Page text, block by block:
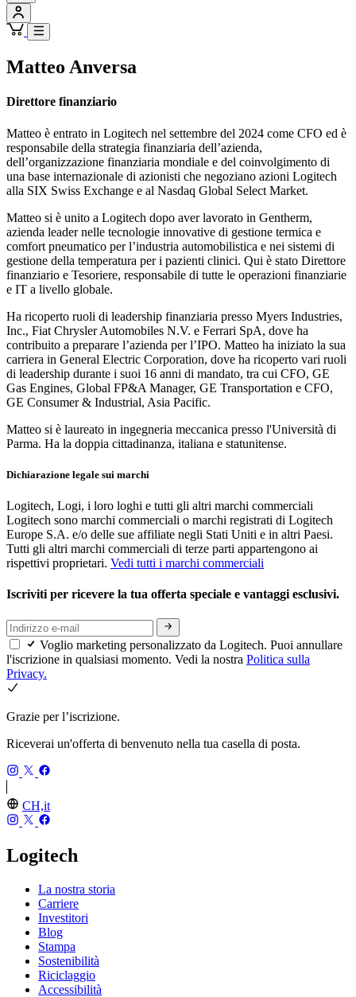
Matteo Anversa
Direttore finanziario
Matteo è entrato in Logitech nel settembre del 2024 come CFO ed è
responsabile della strategia finanziaria dell’azienda,
dell’organizzazione finanziaria mondiale e del coinvolgimento di
una base internazionale di azionisti che negoziano azioni Logitech
alla SIX Swiss Exchange e al Nasdaq Global Select Market.
Matteo si è unito a Logitech dopo aver lavorato in Gentherm,
azienda leader nelle tecnologie innovative di gestione termica e
comfort pneumatico per l’industria automobilistica e nei sistemi di
gestione della temperatura per i pazienti clinici. Qui è stato Direttore
finanziario e Tesoriere, responsabile di tutte le operazioni finanziarie
e IT a livello globale.
Ha ricoperto ruoli di leadership finanziaria presso Myers Industries,
Inc., Fiat Chrysler Automobiles N.V. e Ferrari SpA, dove ha
contribuito a preparare l’azienda per l’IPO. Matteo ha iniziato la sua
carriera in General Electric Corporation, dove ha ricoperto vari ruoli
di leadership durante i suoi 16 anni di mandato, tra cui CFO, GE
Gas Engines, Global FP&A Manager, GE Transportation e CFO,
GE Consumer & Industrial, Asia Pacific.
Matteo si è laureato in ingegneria meccanica presso l'Università di
Parma. Ha la doppia cittadinanza, italiana e statunitense.
Dichiarazione legale sui marchi
Logitech, Logi, i loro loghi e tutti gli altri marchi commerciali
Logitech sono marchi commerciali o marchi registrati di Logitech
Europe S.A. e/o delle sue affiliate negli Stati Uniti e in altri Paesi.
Tutti gli altri marchi commerciali di terze parti appartengono ai
rispettivi proprietari. Vedi tutti i marchi commerciali
Iscriviti per ricevere la tua offerta speciale e vantaggi esclusivi.
Voglio marketing personalizzato da Logitech. Puoi annullare
l'iscrizione in qualsiasi momento. Vedi la nostra Politica sulla
Privacy.
Grazie per l’iscrizione.
Riceverai un'offerta di benvenuto nella tua casella di posta.
CH,it
Logitech
La nostra storia
Carriere
Investitori
Blog
Stampa
Sostenibilità
Riciclaggio
Accessibilità